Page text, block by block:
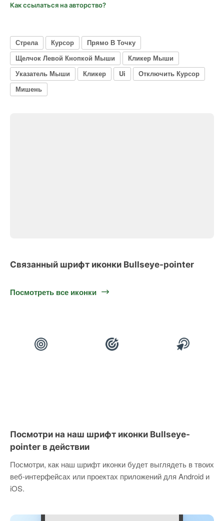
Как ссылаться на авторство?
Стрела Курсор
Прямо В Точку
Щелчок Левой Кнопкой Мыши
Кликер Мыши
Указатель Мыши
Кликер Ui
Отключить Курсор
Мишень
Связанный шрифт иконки Bullseye-pointer
Посмотреть все иконки
Посмотри на наш шрифт иконки Bullseye-
pointer в действии
Посмотри, как наш шрифт иконки будет выглядеть в твоих
веб-интерфейсах или проектах приложений для Android и
iOS.